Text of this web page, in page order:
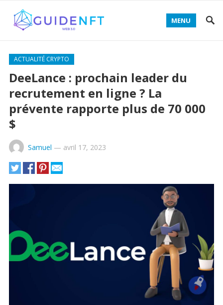
MENU
Decentralized token swap interface for traders -
UNISWAP TRADE CRYPTO- execute low-fee trades and
manage liquidity efficiently.
ACTUALITÉ CRYPTO
DeeLance : prochain leader du
recrutement en ligne ? La
prévente rapporte plus de 70 000
$
Samuel — avril 17, 2023